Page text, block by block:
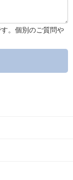
。個別のご質問や